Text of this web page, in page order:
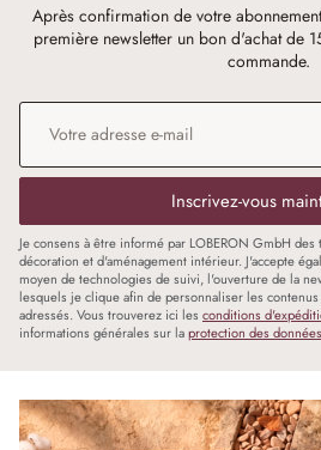
Après confirmation de votre
première newsletter un bon d'achat de
commande.
Adresse e-mail
Inscrivez-vous
Je consens à être informé par LOBERON GmbH
décoration et d'aménagement intérieur. J'accepte
moyen de technologies de suivi, l'ouverture de la
lesquels je clique afin de personnaliser les
adressés. Vous trouverez ici les conditions
informations générales sur laprotection des données